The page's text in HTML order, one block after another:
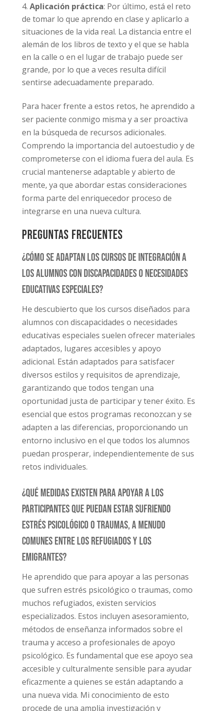
Aplicación práctica: Por último, está el reto
de tomar lo que aprendo en clase y aplicarlo a
situaciones de la vida real. La distancia entre el
alemán de los libros de texto y el que se habla
en la calle o en el lugar de trabajo puede ser
grande, por lo que a veces resulta difícil
sentirse adecuadamente preparado.
Para hacer frente a estos retos, he aprendido a
ser paciente conmigo misma y a ser proactiva
en la búsqueda de recursos adicionales.
Comprendo la importancia del autoestudio y de
comprometerse con el idioma fuera del aula. Es
crucial mantenerse adaptable y abierto de
mente, ya que abordar estas consideraciones
forma parte del enriquecedor proceso de
integrarse en una nueva cultura.
Preguntas frecuentes
¿Cómo se adaptan los cursos de integración a
los alumnos con discapacidades o necesidades
educativas especiales?
He descubierto que los cursos diseñados para
alumnos con discapacidades o necesidades
educativas especiales suelen ofrecer materiales
adaptados, lugares accesibles y apoyo
adicional. Están adaptados para satisfacer
diversos estilos y requisitos de aprendizaje,
garantizando que todos tengan una
oportunidad justa de participar y tener éxito. Es
esencial que estos programas reconozcan y se
adapten a las diferencias, proporcionando un
entorno inclusivo en el que todos los alumnos
puedan prosperar, independientemente de sus
retos individuales.
¿Qué medidas existen para apoyar a los
participantes que puedan estar sufriendo
estrés psicológico o traumas, a menudo
comunes entre los refugiados y los
emigrantes?
He aprendido que para apoyar a las personas
que sufren estrés psicológico o traumas, como
muchos refugiados, existen servicios
especializados. Estos incluyen asesoramiento,
métodos de enseñanza informados sobre el
trauma y acceso a profesionales de apoyo
psicológico. Es fundamental que ese apoyo sea
accesible y culturalmente sensible para ayudar
eficazmente a quienes se están adaptando a
una nueva vida. Mi conocimiento de esto
procede de una amplia investigación y